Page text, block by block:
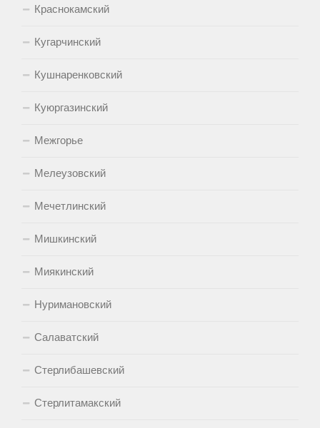
Краснокамский
Кугарчинский
Кушнаренковский
Куюргазинский
Межгорье
Мелеузовский
Мечетлинский
Мишкинский
Миякинский
Нуримановский
Салаватский
Стерлибашевский
Стерлитамакский